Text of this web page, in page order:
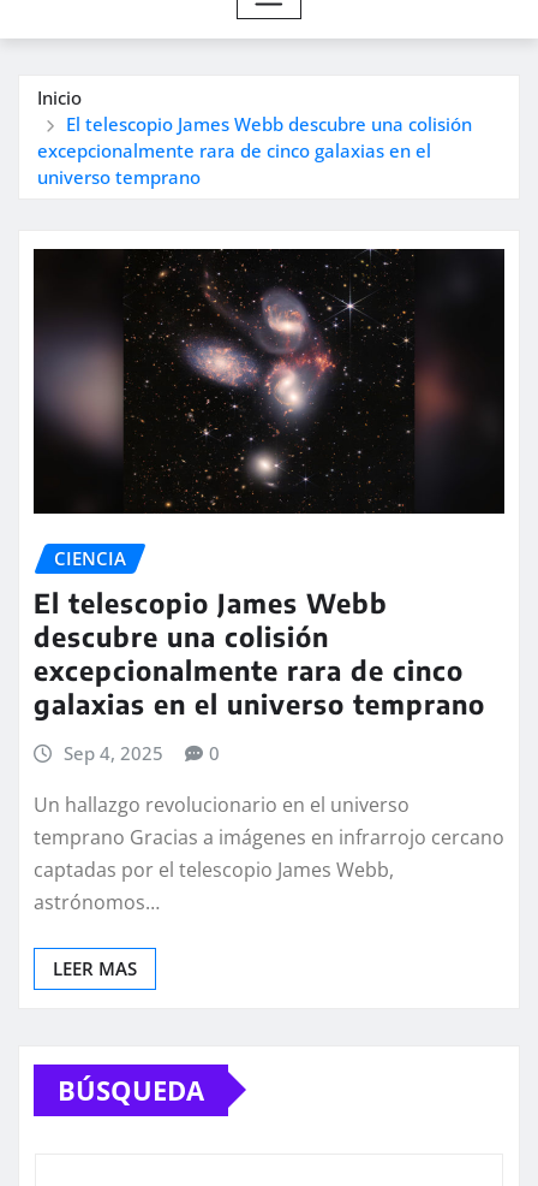
Inicio
El telescopio James Webb descubre una colisión
excepcionalmente rara de cinco galaxias en el
universo temprano
CIENCIA
El telescopio James Webb
descubre una colisión
excepcionalmente rara de cinco
galaxias en el universo temprano
Sep 4, 2025 0
Un hallazgo revolucionario en el universo
temprano Gracias a imágenes en infrarrojo cercano
captadas por el telescopio James Webb,
astrónomos…
LEER MAS
BÚSQUEDA